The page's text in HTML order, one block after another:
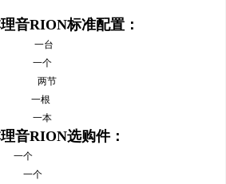
音RION标准配置：
机 一台
一个
两节
根
本
音RION选购件：
个
个